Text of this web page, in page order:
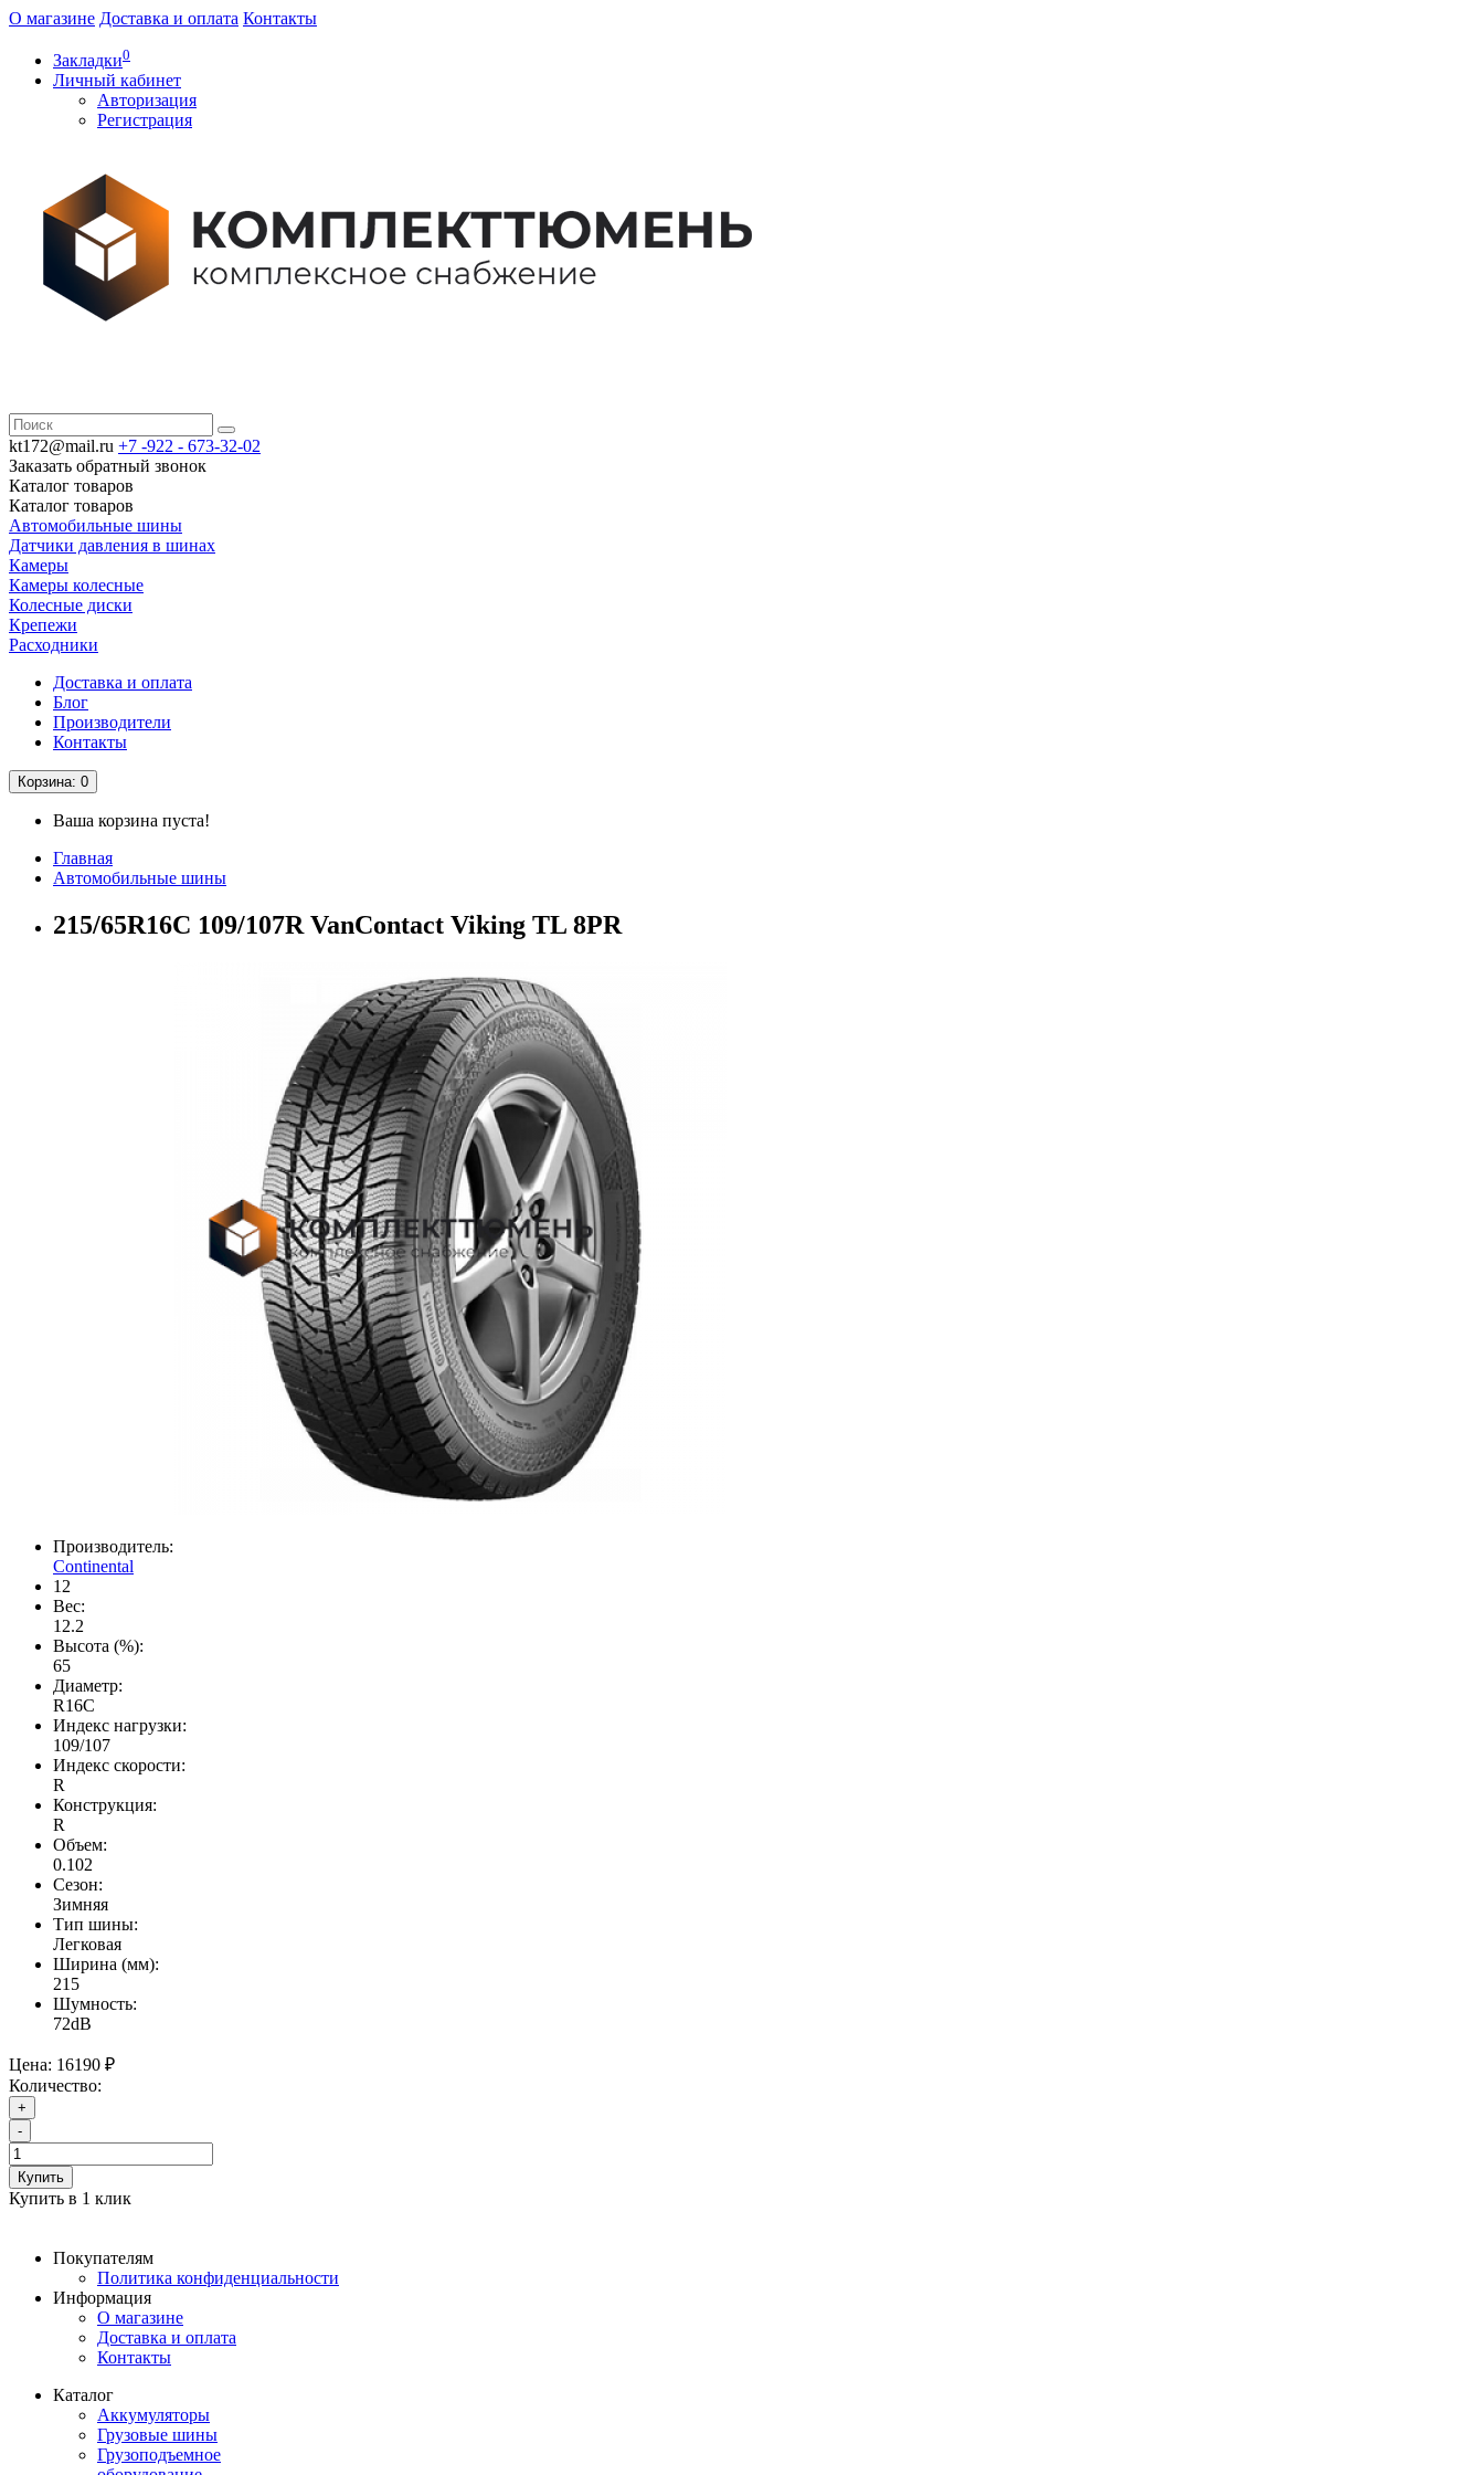
О магазине Доставка и оплата Контакты
Закладки0
Личный кабинет
Авторизация
Регистрация
kt172@mail.ru +7 -922 - 673-32-02
Заказать обратный звонок
Каталог товаров
Каталог товаров
Автомобильные шины
Датчики давления в шинах
Камеры
Камеры колесные
Колесные диски
Крепежи
Расходники
Доставка и оплата
Блог
Производители
Контакты
Корзина: 0
Ваша корзина пуста!
Главная
Автомобильные шины
215/65R16C 109/107R VanContact Viking TL 8PR
Производитель:
Continental
12
Вес:
12.2
Высота (%):
65
Диаметр:
R16C
Индекс нагрузки:
109/107
Индекс скорости:
R
Конструкция:
R
Объем:
0.102
Сезон:
Зимняя
Тип шины:
Легковая
Ширина (мм):
215
Шумность:
72dB
Цена: 16190 ₽
Количество:
+
-
Купить
Купить в 1 клик
Покупателям
Политика конфиденциальности
Информация
О магазине
Доставка и оплата
Контакты
Каталог
Аккумуляторы
Грузовые шины
Грузоподъемное